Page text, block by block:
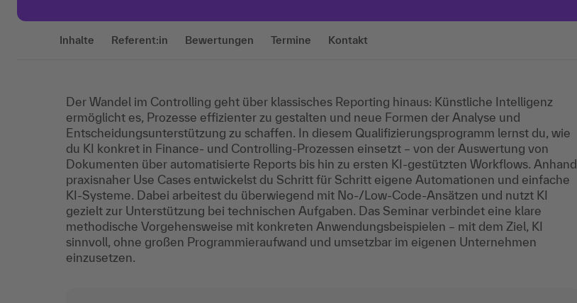
Inhalte Referent:in Bewertungen Termine Kontakt
Der Wandel im Controlling geht über klassisches Reporting hinaus: Künstliche Intelligenz
ermöglicht es, Prozesse effizienter zu gestalten und neue Formen der Analyse und
Entscheidungsunterstützung zu schaffen. In diesem Qualifizierungsprogramm lernst du, wie
du KI konkret in Finance- und Controlling-Prozessen einsetzt – von der Auswertung von
Dokumenten über automatisierte Reports bis hin zu ersten KI-gestützten Workflows. Anhand
praxisnaher Use Cases entwickelst du Schritt für Schritt eigene Automationen und einfache
KI-Systeme. Dabei arbeitest du überwiegend mit No-/Low-Code-Ansätzen und nutzt KI
gezielt zur Unterstützung bei technischen Aufgaben. Das Seminar verbindet eine klare
methodische Vorgehensweise mit konkreten Anwendungsbeispielen – mit dem Ziel, KI
sinnvoll, ohne großen Programmieraufwand und umsetzbar im eigenen Unternehmen
einzusetzen.